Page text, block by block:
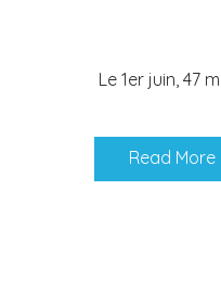
Le 1er juin, 47
Read More